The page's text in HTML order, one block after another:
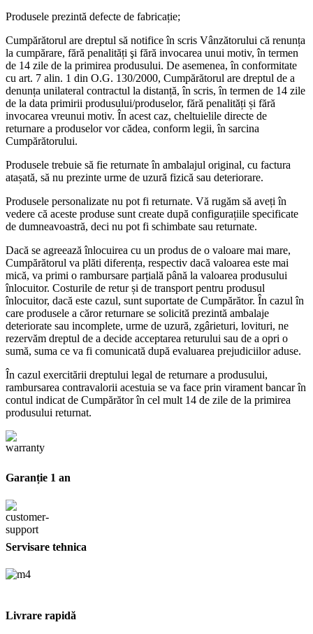
Produsele prezintă defecte de fabricație;
Cumpărătorul are dreptul să notifice în scris Vânzătorului că renunța
la cumpărare, fără penalități şi fără invocarea unui motiv, în termen
de 14 zile de la primirea produsului. De asemenea, în conformitate
cu art. 7 alin. 1 din O.G. 130/2000, Cumpărătorul are dreptul de a
denunța unilateral contractul la distanță, în scris, în termen de 14 zile
de la data primirii produsului/produselor, fără penalități și fără
invocarea vreunui motiv. În acest caz, cheltuielile directe de
returnare a produselor vor cădea, conform legii, în sarcina
Cumpărătorului.
Produsele trebuie să fie returnate în ambalajul original, cu factura
atașată, să nu prezinte urme de uzură fizică sau deteriorare.
Produsele personalizate nu pot fi returnate. Vă rugăm să aveți în
vedere că aceste produse sunt create după configurațiile specificate
de dumneavoastră, deci nu pot fi schimbate sau returnate.
Dacă se agreează înlocuirea cu un produs de o valoare mai mare,
Cumpărătorul va plăti diferența, respectiv dacă valoarea este mai
mică, va primi o rambursare parțială până la valoarea produsului
înlocuitor. Costurile de retur și de transport pentru produsul
înlocuitor, dacă este cazul, sunt suportate de Cumpărător. În cazul în
care produsele a căror returnare se solicită prezintă ambalaje
deteriorate sau incomplete, urme de uzură, zgârieturi, lovituri, ne
rezervăm dreptul de a decide acceptarea returului sau de a opri o
sumă, suma ce va fi comunicată după evaluarea prejudiciilor aduse.
În cazul exercitării dreptului legal de returnare a produsului,
rambursarea contravalorii acestuia se va face prin virament bancar în
contul indicat de Cumpărător în cel mult 14 de zile de la primirea
produsului returnat.
Garanție 1 an
Servisare tehnica
Livrare rapidă